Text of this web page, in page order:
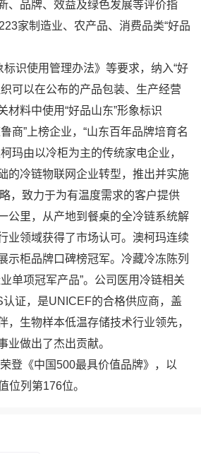
、品牌、效益及绿色发展等评价指
家制造业、农产品、消费品类“好品
标识使用管理办法》等要求，纳入“好
可以在公布的产品包装、生产经营
材料中使用“好品山东”形象标识
商”上榜企业，“山东百年品牌培育名
玛由以冷柜为主的传统家电企业，
的冷链物联网企业转型，推出并实施
，致力于为有温度需求的客户提供
公里，从产地到餐桌的全冷链系统解
业领域获得了市场认可。澳柯玛连续
示柜品牌口碑榜冠军。冷藏冷冻陈列
单项冠军产品”。公司医用冷链相关
证，是UNICEF的合格供应商，盖
，生物样本低温存储技术行业领先，
业做出了杰出贡献。
登《中国500最具价值品牌》，以
位列第176位。